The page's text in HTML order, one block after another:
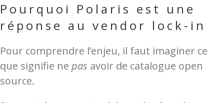
Pourquoi Polaris est une
réponse au vendor lock-in
Pour comprendre l’enjeu, il faut imaginer ce
que signifie ne pas avoir de catalogue open
source.